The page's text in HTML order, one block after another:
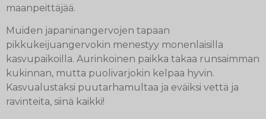
maanpeittäjää.
Muiden japaninangervojen tapaan
pikkukeijuangervokin menestyy monenlaisilla
kasvupaikoilla. Aurinkoinen paikka takaa runsaimman
kukinnan, mutta puolivarjokin kelpaa hyvin.
Kasvualustaksi puutarhamultaa ja eväiksi vettä ja
ravinteita, siinä kaikki!